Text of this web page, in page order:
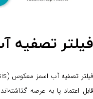
فیلتر
قابل اعتماد پا به عرصه